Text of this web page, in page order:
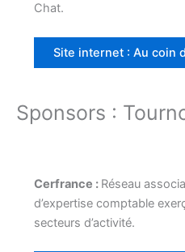
Chat.
Site internet : Au coin
Sponsors :
Cerfrance : Réseau
d’expertise comptable
secteurs d’activité.